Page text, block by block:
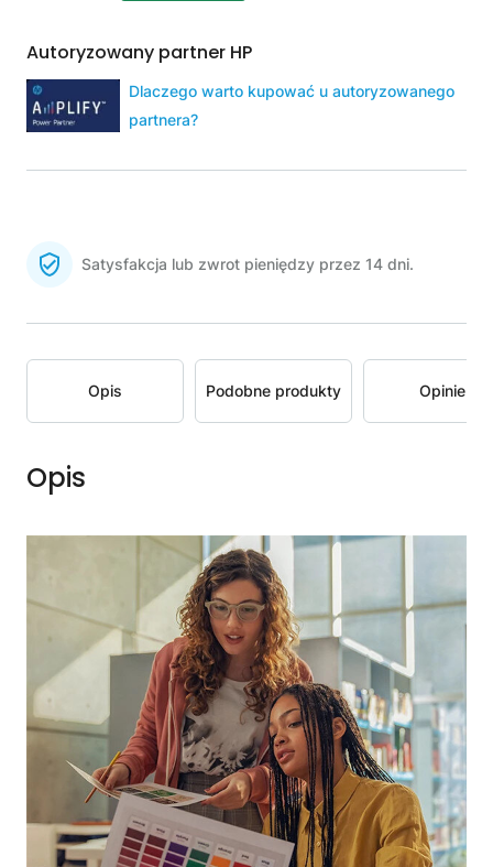
Autoryzowany partner HP
Dlaczego warto kupować u autoryzowanego
partnera?
Satysfakcja lub zwrot pieniędzy przez 14 dni.
Opis Podobne produkty Opinie
Opis